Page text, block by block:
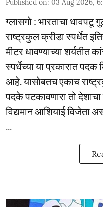
Published on: 03 Aug 2026,
ग्लासगो : भारताचा धावपटू
राष्ट्रकुल क्रीडा स्पर्धेत
मीटर धावण्याच्या शर्यतीत
स्पर्धेच्या या प्रकारात पदक
आहे. यासोबतच एकाच
पदके पटकावणारा तो
विद्यमान आशियाई विजेता
...